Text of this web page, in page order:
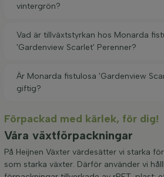
vintergrön?
Vad är tillväxtstyrkan hos Monarda
'Gardenview Scarlet' Perenner?
Är Monarda fistulosa 'Gardenview
giftig?
Förpackad med kärlek, för dig!
Våra växtförpackningar
På Heijnen Växter värdesätter vi starka
som starka växter. Därför använder vi